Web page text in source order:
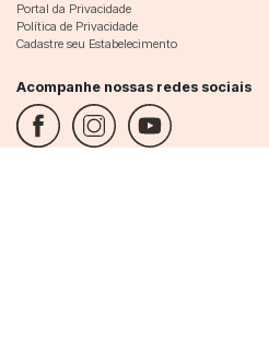
Portal da Privacidade
Política de Privacidade
Cadastre seu Estabelecimento
Acompanhe nossas redes sociais